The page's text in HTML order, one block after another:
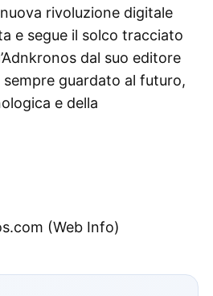
rivoluzione digitale
e segue il solco tracciato
dal suo editore
guardato al futuro,
e della
(Web Info)